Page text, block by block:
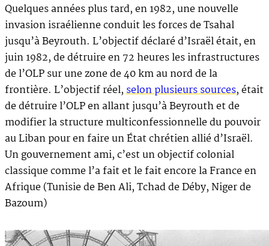
Quelques années plus tard, en 1982, une nouvelle
invasion israélienne conduit les forces de Tsahal
jusqu’à Beyrouth. L’objectif déclaré d’Israël était, en
juin 1982, de détruire en 72 heures les infrastructures
de l’OLP sur une zone de 40 km au nord de la
frontière. L’objectif réel,selon plusieurs sources, était
de détruire l’OLP en allant jusqu’à Beyrouth et de
modifier la structure multiconfessionnelle du pouvoir
au Liban pour en faire un État chrétien allié d’Israël.
Un gouvernement ami, c’est un objectif colonial
classique comme l’a fait et le fait encore la France en
Afrique (Tunisie de Ben Ali, Tchad de Déby, Niger de
Bazoum)